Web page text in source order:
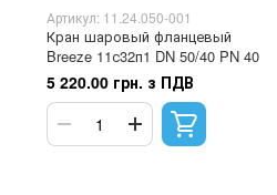
Артикул: 11.24.050-001
Кран шаровый фланцевый
Breeze 11с32п1 DN 50/40 PN 40
5 220.00 грн. з ПДВ